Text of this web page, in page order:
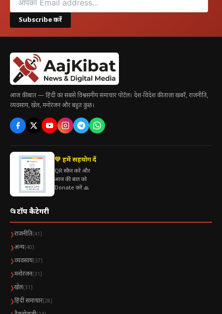
Subscribe करें
आज की बात — हिंदी का सबसे विश्वसनीय समाचार पोर्टल। देश-विदेश की ताज़ा खबरें, राजनीति,
व्यवसाय, खेल, मनोरंजन और बहुत कुछ।
💛 हमें सहयोग दें
QR स्कैन करें और
आज की बात को
Donate करें 🙏
📂टॉप कैटेगरी
❯राजनीति(41)
❯अन्य(40)
❯व्यवसाय(37)
❯मनोरंजन(31)
❯खेल(31)
❯हिंदी समाचार(28)